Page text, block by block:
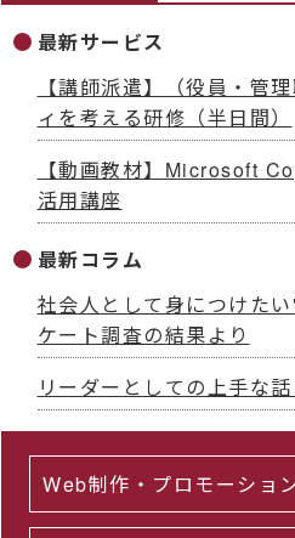
最新サービス
【講師派遣】（役員・管
ィを考える研修（半日間）
【動画教材】Microsoft
活用講座
最新コラム
社会人として身につけた
ケート調査の結果より
リーダーとしての上手な
Web制作・プロモーショ